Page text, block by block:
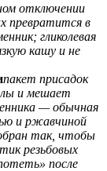
отключении
превратится в
гликолевая
кашу и не
пакет присадок
и мешает
— обычная
и ржавчиной
так, чтобы
резьбовых
после